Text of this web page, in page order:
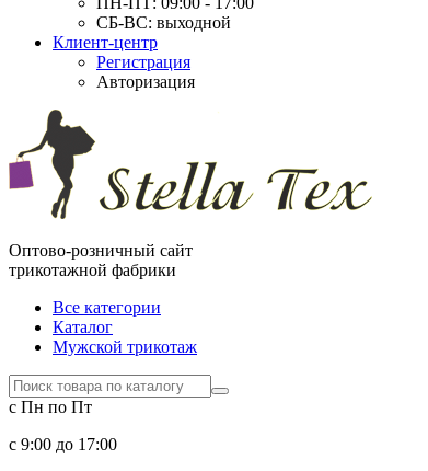
СБ-ВС: выходной
Клиент-центр
Регистрация
Авторизация
Оптово-розничный сайт
трикотажной фабрики
Все категории
Каталог
Мужской трикотаж
с Пн по Пт
c 9:00 до 17:00